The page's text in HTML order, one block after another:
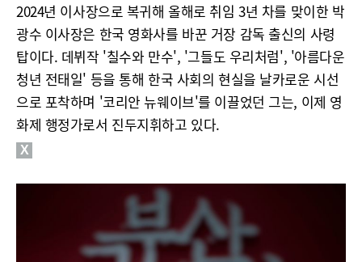
2024년 이사장으로 복귀해 올해로 취임 3년 차를 맞이한 박
광수 이사장은 한국 영화사를 바꾼 거장 감독 출신의 사령
탑이다. 데뷔작 '칠수와 만수', '그들도 우리처럼', '아름다운
청년 전태일' 등을 통해 한국 사회의 현실을 날카로운 시선
으로 포착하며 '코리안 뉴웨이브'를 이끌었던 그는, 이제 영
화제 행정가로서 진두지휘하고 있다.
X